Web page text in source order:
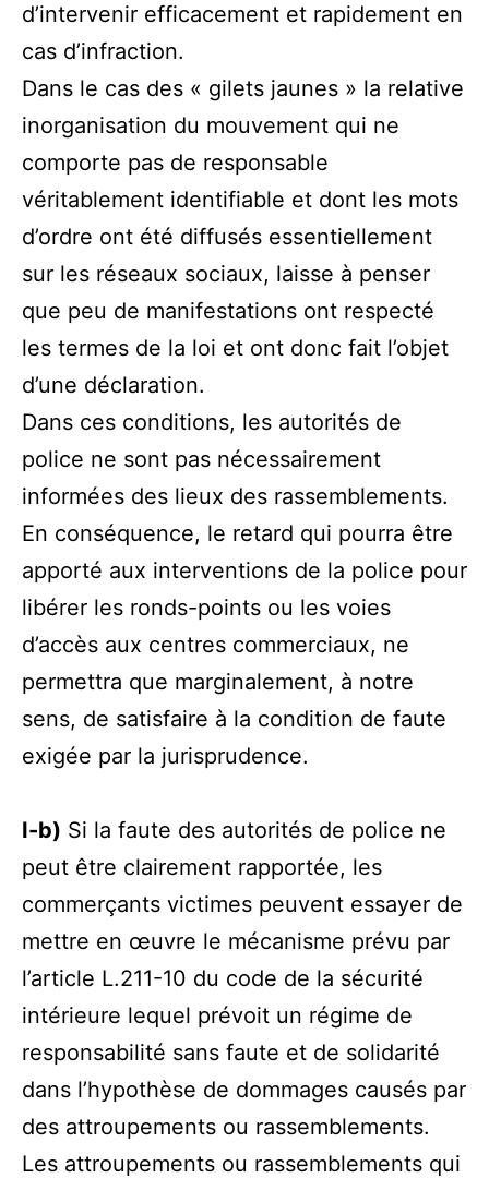
d’intervenir efficacement et rapidement en
cas d’infraction.
Dans le cas des « gilets jaunes » la relative
inorganisation du mouvement qui ne
comporte pas de responsable
véritablement identifiable et dont les mots
d’ordre ont été diffusés essentiellement
sur les réseaux sociaux, laisse à penser
que peu de manifestations ont respecté
les termes de la loi et ont donc fait l’objet
d’une déclaration.
Dans ces conditions, les autorités de
police ne sont pas nécessairement
informées des lieux des rassemblements.
En conséquence, le retard qui pourra être
apporté aux interventions de la police pour
libérer les ronds-points ou les voies
d’accès aux centres commerciaux, ne
permettra que marginalement, à notre
sens, de satisfaire à la condition de faute
exigée par la jurisprudence.
I-b) Si la faute des autorités de police ne
peut être clairement rapportée, les
commerçants victimes peuvent essayer de
mettre en œuvre le mécanisme prévu par
l’article L.211-10 du code de la sécurité
intérieure lequel prévoit un régime de
responsabilité sans faute et de solidarité
dans l’hypothèse de dommages causés par
des attroupements ou rassemblements.
Les attroupements ou rassemblements qui